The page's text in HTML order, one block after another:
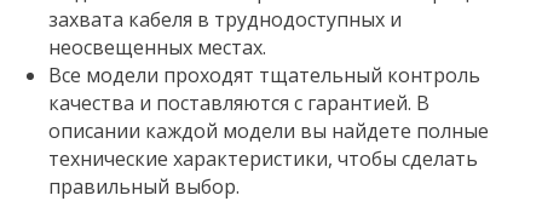
захвата кабеля в труднодоступных и
неосвещенных местах.
Все модели проходят тщательный контроль
качества и поставляются с гарантией. В
описании каждой модели вы найдете полные
технические характеристики, чтобы сделать
правильный выбор.